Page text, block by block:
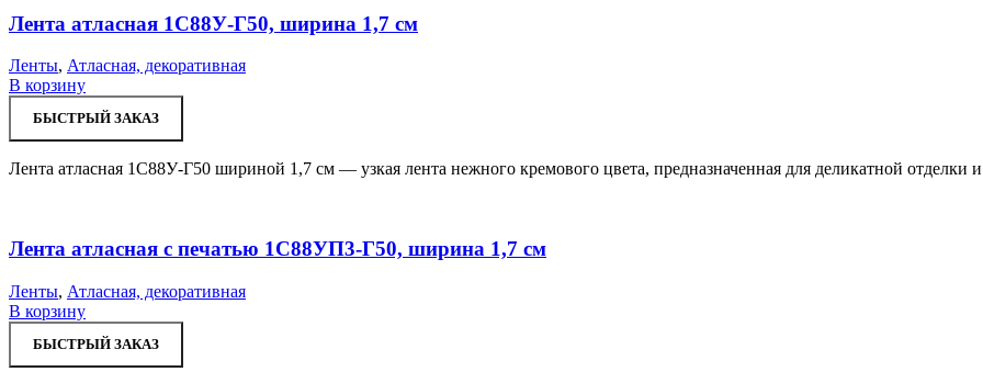
Лента атласная 1С88У-Г50, ширина 1,7 см
Ленты, Атласная, декоративная
В корзину
БЫСТРЫЙ ЗАКАЗ
Лента атласная 1С88У-Г50 шириной 1,7 см — узкая лента нежного кремового цвета, предназначенная для деликатной отделки
Лента атласная с печатью 1С88УП3-Г50, ширина 1,7 см
Ленты, Атласная, декоративная
В корзину
БЫСТРЫЙ ЗАКАЗ